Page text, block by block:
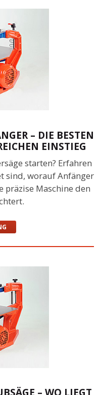
– DIE BESTEN
EINSTIEG
starten? Erfahren
sind, worauf Anfänger
Maschine den